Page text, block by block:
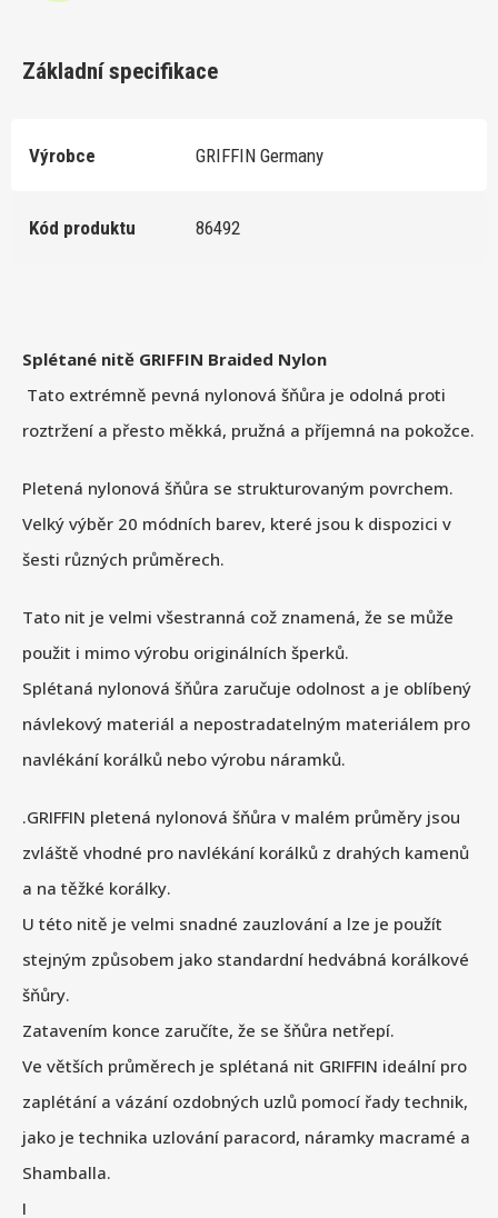
Splétané nitě GRIFFIN Braided Nylon
Tato extrémně pevná nylonová šňůra je odolná proti
roztržení a přesto měkká, pružná a příjemná na pokožce.
Pletená nylonová šňůra se strukturovaným povrchem.
Velký výběr 20 módních barev, které jsou k dispozici v
šesti různých průměrech.
Tato nit je velmi všestranná což znamená, že se může
použit i mimo výrobu originálních šperků.
Splétaná nylonová šňůra zaručuje odolnost a je oblíbený
návlekový materiál a nepostradatelným materiálem pro
navlékání korálků nebo výrobu náramků.
.GRIFFIN pletená nylonová šňůra v malém průměry jsou
zvláště vhodné pro navlékání korálků z drahých kamenů
a na těžké korálky.
U této nitě je velmi snadné zauzlování a lze je použít
stejným způsobem jako standardní hedvábná korálkové
šňůry.
Zatavením konce zaručíte, že se šňůra netřepí.
Ve větších průměrech je splétaná nit GRIFFIN ideální pro
zaplétání a vázání ozdobných uzlů pomocí řady technik,
jako je technika uzlování paracord, náramky macramé a
Shamballa.
I
Základní specifikace
Výrobce GRIFFIN Germany
Kód produktu 86492